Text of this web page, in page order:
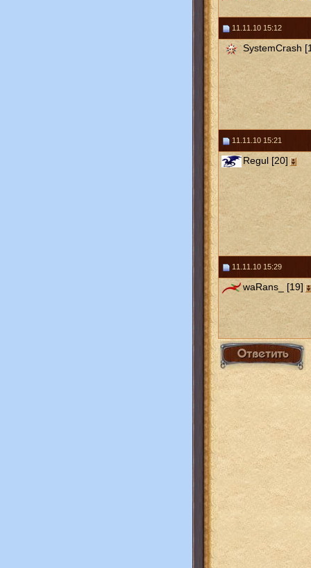
11.11.10 15:12
SystemCrash
11.11.10 15:21
Regul [20]
11.11.10 15:29
waRans_ [19]